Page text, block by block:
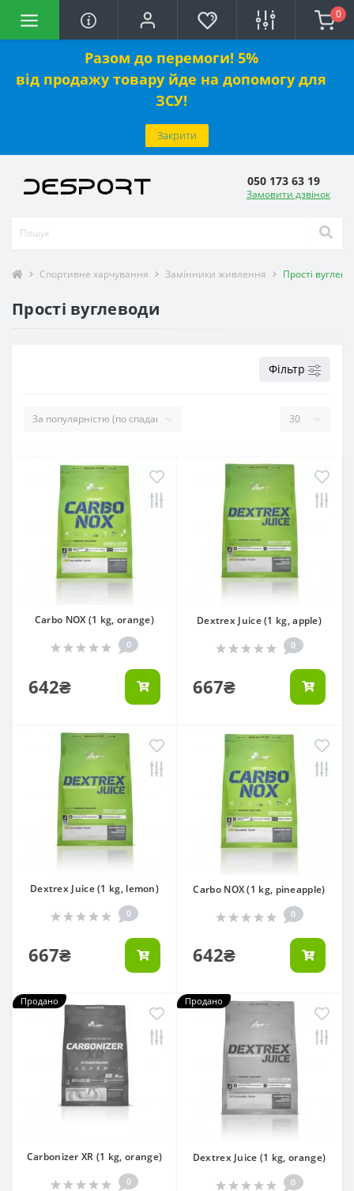
Разом до перемоги! 5%
від продажу товару йде на допомогу для
ЗСУ!
Закрити
0
050 173 63 19
Замовити дзвінок
Спортивне харчування Замінники живлення Прості
Прості вуглеводи
Фільтр
Carbo NOX (1 kg, orange)
0
642₴
Dextrex Juice (1 kg, apple)
0
667₴
Dextrex Juice (1 kg, lemon)
0
667₴
Carbo NOX (1 kg, pineapple)
0
642₴
Продано
Carbonizer XR (1 kg, orange)
0
Продано
Dextrex Juice (1 kg, orange)
0